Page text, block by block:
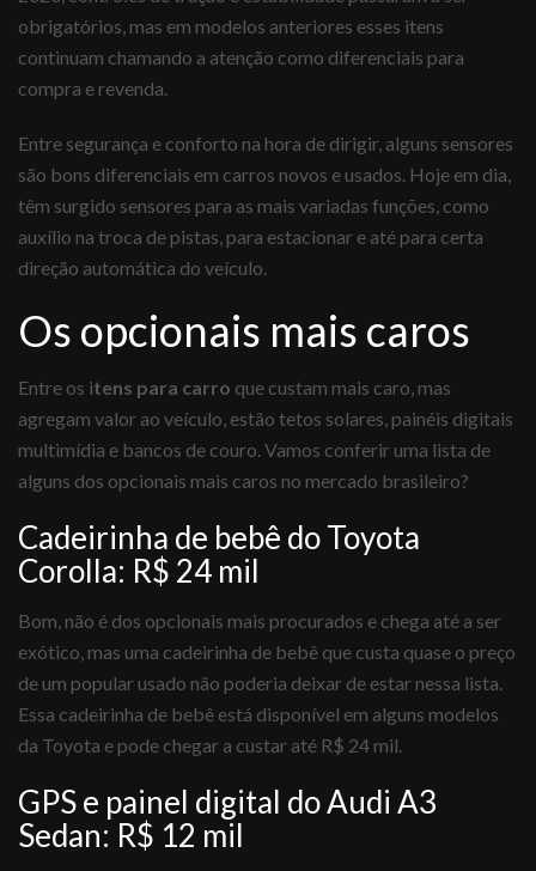
obrigatórios, mas em modelos anteriores esses itens
continuam chamando a atenção como diferenciais para
compra e revenda.
Entre segurança e conforto na hora de dirigir, alguns sensores
são bons diferenciais em carros novos e usados. Hoje em dia,
têm surgido sensores para as mais variadas funções, como
auxílio na troca de pistas, para estacionar e até para certa
direção automática do veículo.
Os opcionais mais caros
Entre os itens para carro que custam mais caro, mas
agregam valor ao veículo, estão tetos solares, painéis digitais
multimídia e bancos de couro. Vamos conferir uma lista de
alguns dos opcionais mais caros no mercado brasileiro?
Cadeirinha de bebê do Toyota
Corolla: R$ 24 mil
Bom, não é dos opcionais mais procurados e chega até a ser
exótico, mas uma cadeirinha de bebê que custa quase o preço
de um popular usado não poderia deixar de estar nessa lista.
Essa cadeirinha de bebê está disponível em alguns modelos
da Toyota e pode chegar a custar até R$ 24 mil.
GPS e painel digital do Audi A3
Sedan: R$ 12 mil